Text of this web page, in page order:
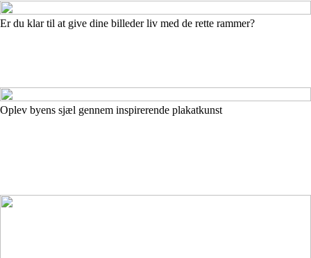
Er du klar til at give dine billeder liv med de rette rammer?
Oplev byens sjæl gennem inspirerende plakatkunst